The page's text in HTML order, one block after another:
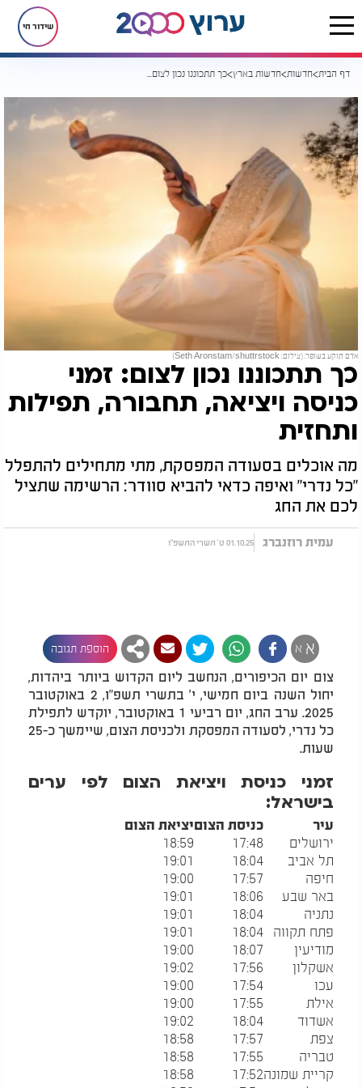
שידור חי
דף הבית חדשות חדשות בארץ כך תתכוננו נכון לצום: זמני כניסה ויציאה, תחבורה, תפילות ותחזית
אדם תוקע בשופר. (צילום: Seth Aronstam/shuttrstock)
כך תתכוננו נכון לצום: זמני
כניסה ויציאה, תחבורה, תפילות
ותחזית
מה אוכלים בסעודה המפסקת, מתי מתחילים להתפלל
"כל נדרי" ואיפה כדאי להביא סוודר: הרשימה שתציל
לכם את החג
עמית רוזנברג 01.10.25 ט' תשרי התשפ"ו
א א הוספת תגובה
צום יום הכיפורים, הנחשב ליום הקדוש ביותר ביהדות,
יחול השנה ביום חמישי, י' בתשרי תשפ"ו, 2 באוקטובר
2025. ערב החג, יום רביעי 1 באוקטובר, יוקדש לתפילת
כל נדרי, לסעודה המפסקת ולכניסת הצום, שיימשך כ-25
שעות.
זמני כניסת ויציאת הצום לפי ערים
בישראל:
עיר כניסת הצוםיציאת הצום
ירושלים 17:48
18:59
תל אביב
18:04
19:01
חיפה
17:57
19:00
באר שבע
18:06
19:01
נתניה
18:04
19:01
פתח תקווה
18:04
19:01
מודיעין
18:07
19:00
אשקלון
17:56
19:02
עכו
17:54
19:00
אילת
17:55
19:00
אשדוד
18:04
19:02
צפת
17:57
18:58
טבריה
17:55
18:58
קריית שמונה17:52
18:58